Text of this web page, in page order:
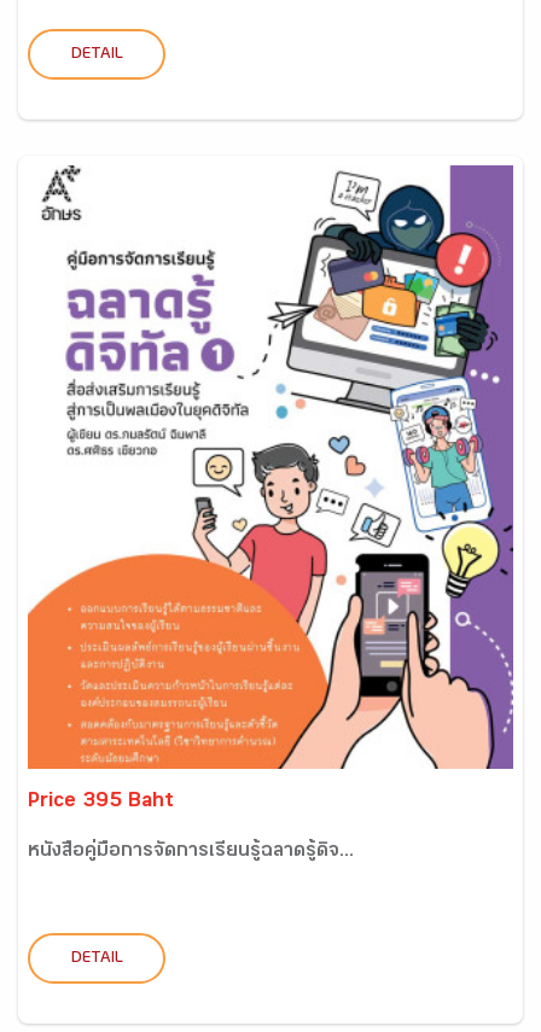
DETAIL
Price 395 Baht
หนังสือคู่มือการจัดการเรียนรู้ฉลาดรู้ดิจ...
DETAIL